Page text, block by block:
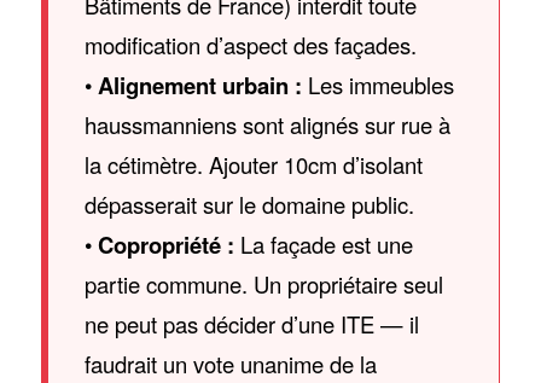
modification d’aspect des façades.
•Alignement urbain : Les immeubles
haussmanniens sont alignés sur rue à
la cétimètre. Ajouter 10cm d’isolant
dépasserait sur le domaine public.
•Copropriété : La façade est une
partie commune. Un propriétaire seul
ne peut pas décider d’une ITE — il
faudrait un vote unanime de la